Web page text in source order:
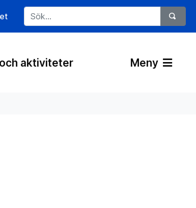
aktiviteter Meny